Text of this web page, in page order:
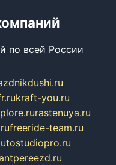
по всей России
kraft-you.ru
rastenuya.ru
freeride-team.ru